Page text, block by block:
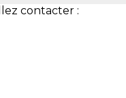
contacter :